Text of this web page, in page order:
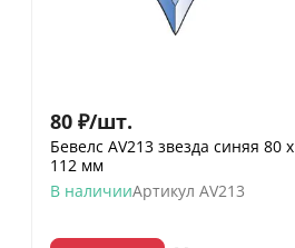
80 ₽/шт.
Бевелс AV213 звезда синяя 80 х
112 мм
В наличииАртикул AV213